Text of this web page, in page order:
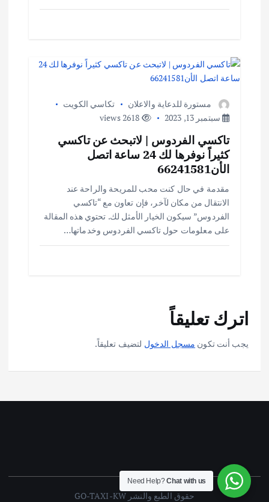
مستورة للدعاية والاعلان
تكاسي الكويت
سبتمبر 13, 2023
تاكسي الفردوس | لاتبحث عن تاكسي
كثيراً نوفرها لك 24 ساعة اتصل
الأن66241581
مقدمة في حال كنت محب للمريحة والراحة عند
الانتقال من مكان لآخر، فإن تعاون مع “تاكسي
الفردوس” سيكون الخيار الأمثل لك. تحتوي هذه المقالة
على معلومات حول تاكسي الفردوس وخدماتها…
اترك تعليقاً
يجب أنت تكون مسجل الدخول لتضيف تعليقاً.
حقوق الطبع والنشر GO-TAXI-KW
Need Help?Chat with us